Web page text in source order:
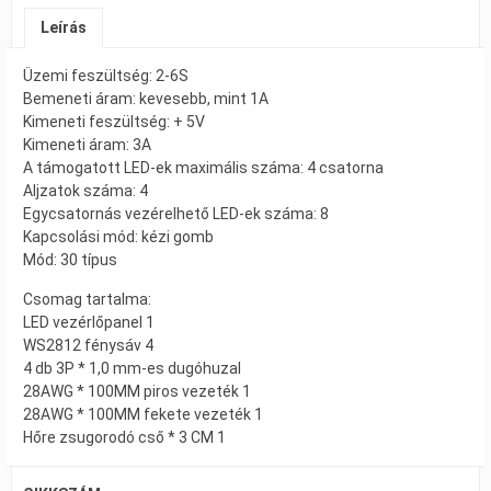
Leírás
Üzemi feszültség: 2-6S
Bemeneti áram: kevesebb, mint 1A
Kimeneti feszültség: + 5V
Kimeneti áram: 3A
A támogatott LED-ek maximális száma: 4 csatorna
Aljzatok száma: 4
Egycsatornás vezérelhető LED-ek száma: 8
Kapcsolási mód: kézi gomb
Mód: 30 típus
Csomag tartalma:
LED vezérlőpanel 1
WS2812 fénysáv 4
4 db 3P * 1,0 mm-es dugóhuzal
28AWG * 100MM piros vezeték 1
28AWG * 100MM fekete vezeték 1
Hőre zsugorodó cső * 3 CM 1